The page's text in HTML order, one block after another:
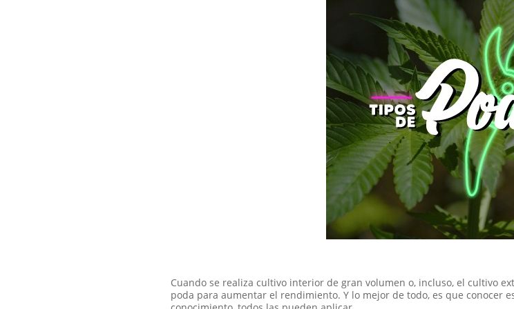
Cuando se realiza cultivo interior de gran volumen o, incluso, el cultivo
poda para aumentar el rendimiento. Y lo mejor de todo, es que conocer